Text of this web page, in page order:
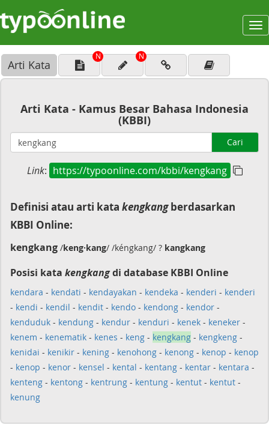
Arti Kata
N N
Arti Kata - Kamus Besar Bahasa Indonesia
(KBBI)
Cari
Link: https://typoonline.com/kbbi/kengkang
Definisi atau arti kata kengkangberdasarkan
KBBI Online:
kengkang /keng·kang/ /kéngkang/ ? kangkang
Posisi kata kengkangdi database KBBI Online
kendara - kendati - kendayakan - kendeka - kenderi - kenderi
- kendi - kendil - kendit - kendo - kendong - kendor -
kenduduk - kendung - kendur - kenduri - kenek - keneker -
kenem - kenematik - kenes - keng - kengkang - kengkeng -
kenidai - kenikir - kening - kenohong - kenong - kenop - kenop
- kenop - kenor - kensel - kental - kentang - kentar - kentara -
kenteng - kentong - kentrung - kentung - kentut - kentut -
kenung